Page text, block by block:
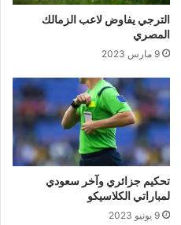
الترجي يفاوض لاعب الزمالك
المصري
9 مارس 2023
تحكيم جزائري وآخر سعودي
لمباراتي الكلاسيكو
9 يونيو 2023